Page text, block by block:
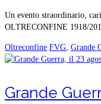
Un evento straordinario,
OLTRECONFINE 1918/
Oltreconfine FVG Grande
Grande